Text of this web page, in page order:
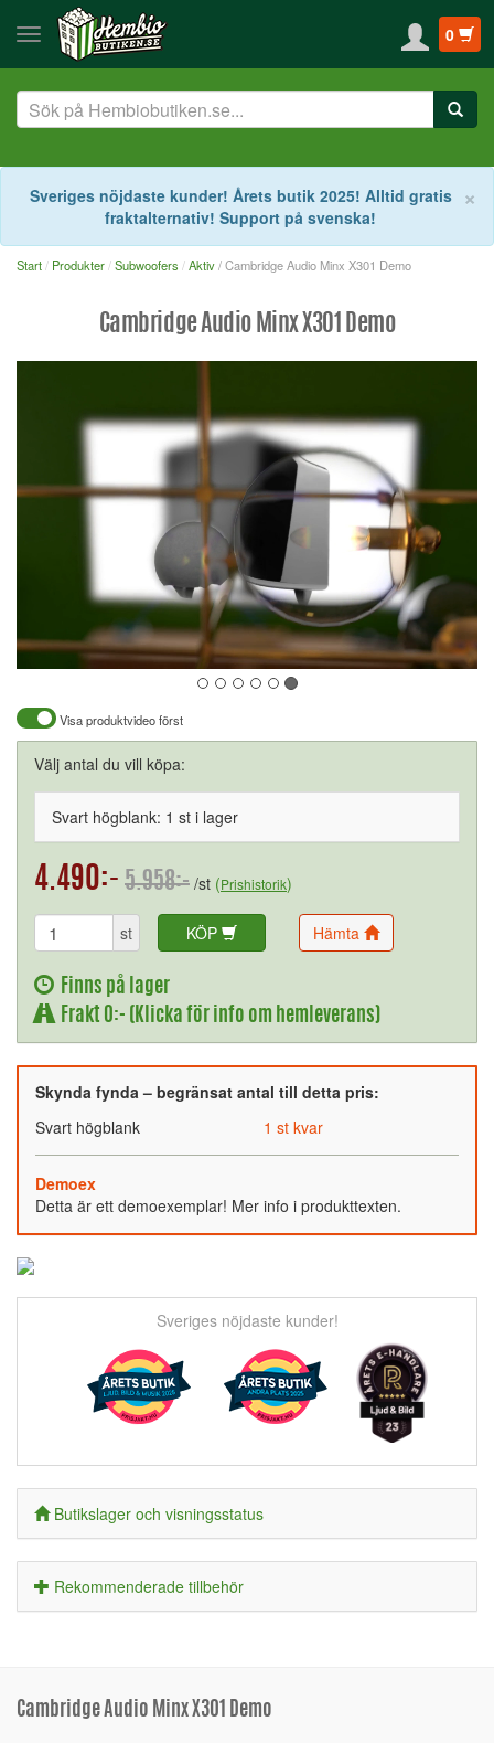
0
×
Sveriges nöjdaste kunder! Årets butik 2025! Alltid gratis
fraktalternativ! Support på svenska!
Start Produkter Subwoofers Aktiv/ Cambridge Audio Minx X301 Demo
Cambridge Audio Minx X301 Demo
Visa produktvideo först
Välj antal du vill köpa:
Svart högblank: 1 st i lager
4.490:- 5.958:- /st (Prishistorik)
st KÖP Hämta
Finns på lager
Frakt 0:- (Klicka för info om hemleverans)
Skynda fynda – begränsat antal till detta pris:
Svart högblank
1 st kvar
Demoex
Detta är ett demoexemplar! Mer info i produkttexten.
Sveriges nöjdaste kunder!
Butikslager och visningsstatus
Rekommenderade tillbehör
Cambridge Audio Minx X301 Demo